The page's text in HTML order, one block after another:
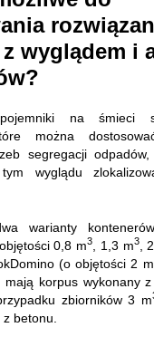
wyglądem i
pojemniki na śmieci
można
segregacji
wyglądu
warianty
0,8 m3 , 1,3 m3,
(o objętości 2 m
mają korpus wykonany
zbiorników 3 m
betonu.